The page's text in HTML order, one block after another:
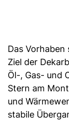
Das
Ziel der
Öl-, Gas- und
Stern am
und
stabile